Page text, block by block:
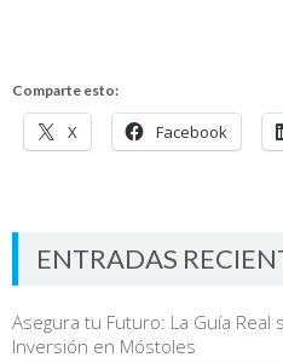
Comparte esto:
X Facebook
ENTRADAS
Asegura tu Futuro: La Guía
Inversión en Móstoles